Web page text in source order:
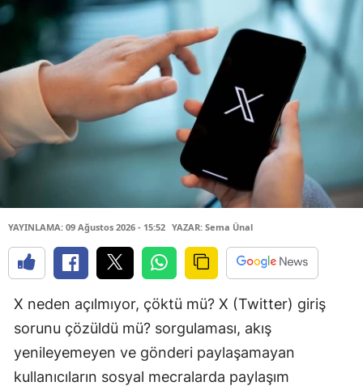
YAYINLAMA: 09 Ağustos 2026 - 15:52 YAZAR: Sema Ünal
X neden açılmıyor, çöktü mü? X (Twitter) giriş
sorunu çözüldü mü? sorgulaması, akış
yenileyemeyen ve gönderi paylaşamayan
kullanıcıların sosyal mecralarda paylaşım